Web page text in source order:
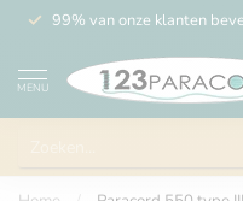
99% van onze klanten
MENU